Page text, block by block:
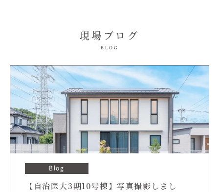
現場ブログ
BLOG
Blog
【自治医大3期10号棟】写真撮影しまし